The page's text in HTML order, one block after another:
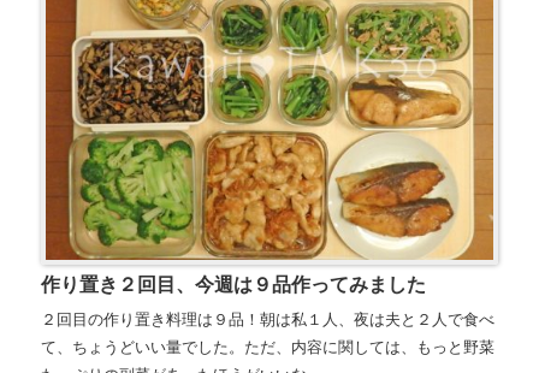
作り置き２回目、今週は９品作ってみました
２回目の作り置き料理は９品！朝は私１人、夜は夫と２人で食べ
て、ちょうどいい量でした。ただ、内容に関しては、もっと野菜